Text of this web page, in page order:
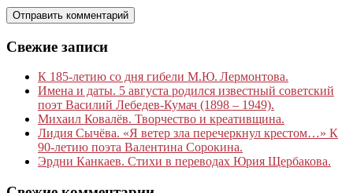
Свежие записи
К 185‑летию со дня гибели М.Ю. Лермонтова.
Имена и даты. 5 августа родился известный советский
поэт Василий Лебедев-Кумач (1898 – 1949).
Михаил Ковалёв. Творчество и креативщина.
Лидия Сычёва. «Я ветер зла перечеркнул крестом…» К
90-летию поэта Валентина Сорокина.
Эрдни Канкаев. Стихи в переводах Юрия Щербакова.